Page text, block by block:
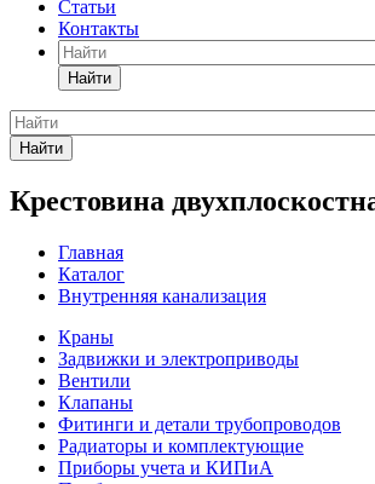
Статьи
Контакты
Найти
Найти
Крестовина
Главная
Каталог
Внутренняя канализация
Краны
Задвижки и электроприводы
Вентили
Клапаны
Фитинги и детали трубопроводов
Радиаторы и комплектующие
Приборы учета и КИПиА